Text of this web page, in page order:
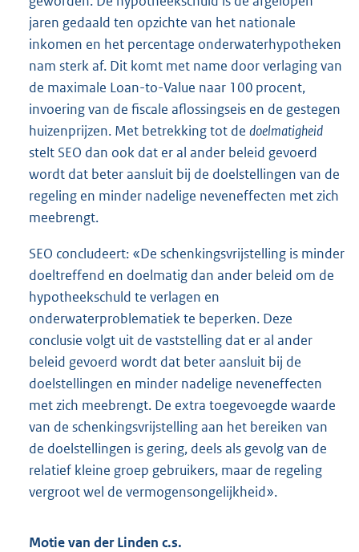
jaren gedaald ten opzichte van het nationale
inkomen en het percentage onderwaterhypotheken
nam sterk af. Dit komt met name door verlaging van
de maximale Loan-to-Value naar 100 procent,
invoering van de fiscale aflossingseis en de gestegen
huizenprijzen. Met betrekking tot de doelmatigheid
stelt SEO dan ook dat er al ander beleid gevoerd
wordt dat beter aansluit bij de doelstellingen van de
regeling en minder nadelige neveneffecten met zich
meebrengt.
SEO concludeert: «De schenkingsvrijstelling is minder
doeltreffend en doelmatig dan ander beleid om de
hypotheekschuld te verlagen en
onderwaterproblematiek te beperken. Deze
conclusie volgt uit de vaststelling dat er al ander
beleid gevoerd wordt dat beter aansluit bij de
doelstellingen en minder nadelige neveneffecten
met zich meebrengt. De extra toegevoegde waarde
van de schenkingsvrijstelling aan het bereiken van
de doelstellingen is gering, deels als gevolg van de
relatief kleine groep gebruikers, maar de regeling
vergroot wel de vermogensongelijkheid».
Motie van der Linden c.s.